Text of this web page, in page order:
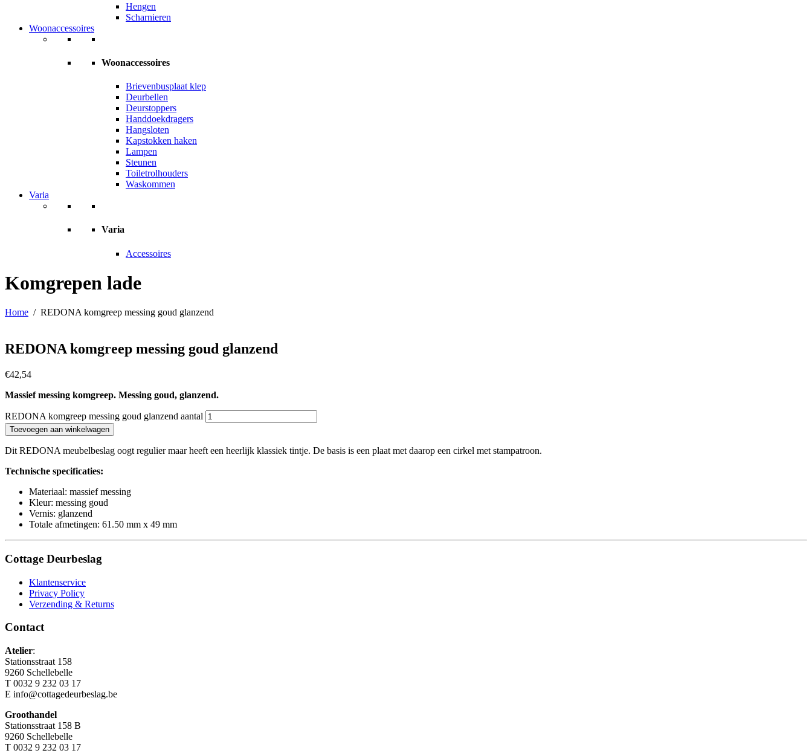
Hengen
Scharnieren
Woonaccessoires
Woonaccessoires
Brievenbusplaat klep
Deurbellen
Deurstoppers
Handdoekdragers
Hangsloten
Kapstokken haken
Lampen
Steunen
Toiletrolhouders
Waskommen
Varia
Varia
Accessoires
Komgrepen lade
Home / REDONA komgreep messing goud glanzend
REDONA komgreep messing goud glanzend
€42,54
Massief messing komgreep. Messing goud, glanzend.
REDONA komgreep messing goud glanzend aantal
Toevoegen aan winkelwagen
Dit REDONA meubelbeslag oogt regulier maar heeft een heerlijk klassiek tintje. De basis is een plaat met daarop een cirkel met stampatroon.
Technische specificaties:
Materiaal: massief messing
Kleur: messing goud
Vernis: glanzend
Totale afmetingen: 61.50 mm x 49 mm
Cottage Deurbeslag
Klantenservice
Privacy Policy
Verzending & Returns
Contact
Atelier:
Stationsstraat 158
9260 Schellebelle
T 0032 9 232 03 17
E info@cottagedeurbeslag.be
Groothandel
Stationsstraat 158 B
9260 Schellebelle
T 0032 9 232 03 17